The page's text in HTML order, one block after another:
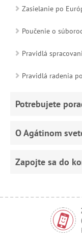
Zasielanie po
Poučenie o
Pravidlá
Pravidlá radenia
Potrebujete
O Agátinom
Zapojte sa do